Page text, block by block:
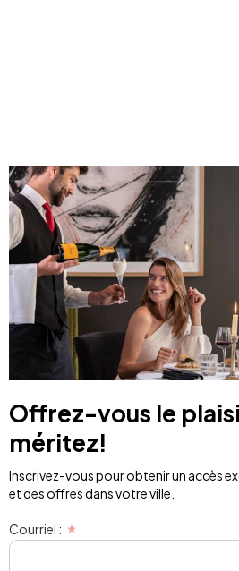
Offrez-vous le
méritez!
Inscrivez-vous pour obtenir un accès
et des offres dans votre ville.
Courriel :